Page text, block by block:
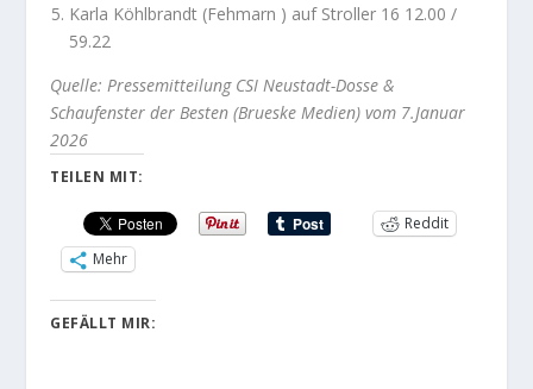
Karla Köhlbrandt (Fehmarn ) auf Stroller 16 12.00 /
59.22
Quelle: Pressemitteilung CSI Neustadt-Dosse &
Schaufenster der Besten (Brueske Medien) vom 7.Januar
2026
TEILEN MIT:
Reddit
Mehr
GEFÄLLT MIR: